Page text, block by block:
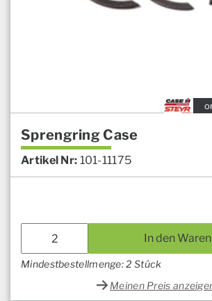
Sprengring Case
Artikel Nr: 101-11175
In den
Mindestbestellmenge: 2 Stück
Meinen Preis